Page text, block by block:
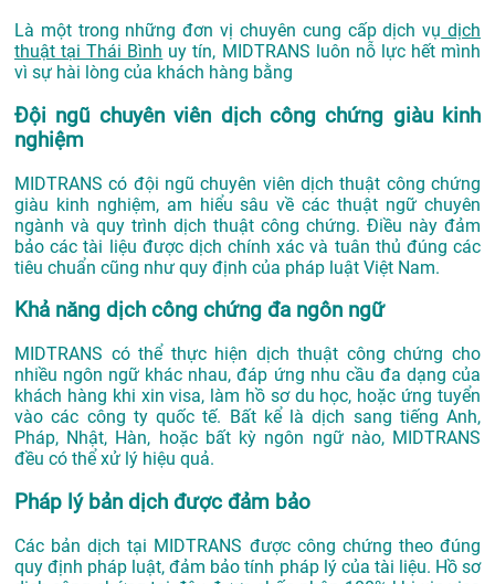
Là một trong những đơn vị chuyên cung cấp dịch vụ dịch
thuật tại Thái Bình uy tín, MIDTRANS luôn nỗ lực hết mình
vì sự hài lòng của khách hàng bằng
Đội ngũ chuyên viên dịch công chứng giàu kinh
nghiệm
MIDTRANS có đội ngũ chuyên viên dịch thuật công chứng
giàu kinh nghiệm, am hiểu sâu về các thuật ngữ chuyên
ngành và quy trình dịch thuật công chứng. Điều này đảm
bảo các tài liệu được dịch chính xác và tuân thủ đúng các
tiêu chuẩn cũng như quy định của pháp luật Việt Nam.
Khả năng dịch công chứng đa ngôn ngữ
MIDTRANS có thể thực hiện dịch thuật công chứng cho
nhiều ngôn ngữ khác nhau, đáp ứng nhu cầu đa dạng của
khách hàng khi xin visa, làm hồ sơ du học, hoặc ứng tuyển
vào các công ty quốc tế. Bất kể là dịch sang tiếng Anh,
Pháp, Nhật, Hàn, hoặc bất kỳ ngôn ngữ nào, MIDTRANS
đều có thể xử lý hiệu quả.
Pháp lý bản dịch được đảm bảo
Các bản dịch tại MIDTRANS được công chứng theo đúng
quy định pháp luật, đảm bảo tính pháp lý của tài liệu. Hồ sơ